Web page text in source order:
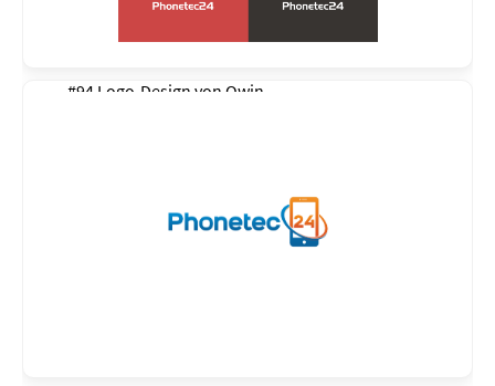
#94 Logo-Design von Qwin